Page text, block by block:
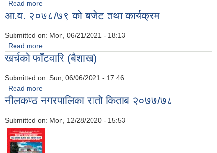
Read more
आ.व. २०७८/७९ को बजेट तथा कार्यक्रम
Submitted on: Mon, 06/21/2021 - 18:13
Read more
खर्चको फाँटवारि (बैशाख)
Submitted on: Sun, 06/06/2021 - 17:46
Read more
नीलकण्ठ नगरपालिका रातो किताब २०७७/७८
Submitted on: Mon, 12/28/2020 - 15:53